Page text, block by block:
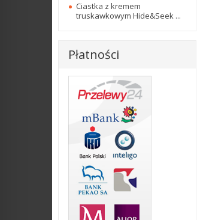
Ciastka z kremem
truskawkowym Hide&Seek ...
Płatności